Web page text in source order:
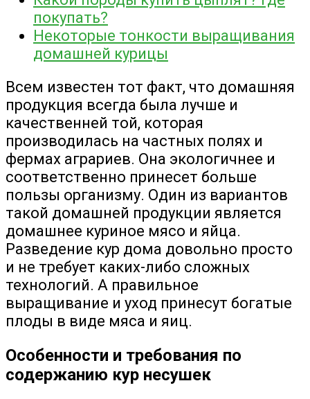
покупать?
Некоторые тонкости выращивания
домашней курицы
Всем известен тот факт, что домашняя
продукция всегда была лучше и
качественней той, которая
производилась на частных полях и
фермах аграриев. Она экологичнее и
соответственно принесет больше
пользы организму. Один из вариантов
такой домашней продукции является
домашнее куриное мясо и яйца.
Разведение кур дома довольно просто
и не требует каких-либо сложных
технологий. А правильное
выращивание и уход принесут богатые
плоды в виде мяса и яиц.
Особенности и требования по
содержанию кур несушек